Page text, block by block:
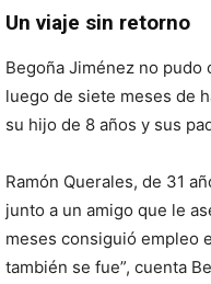
Un viaje sin retorno
Begoña Jiménez no
luego de siete meses de
su hijo de 8 años y sus
Ramón Querales, de 31
junto a un amigo que le
meses consiguió empleo
también se fue”, cuenta